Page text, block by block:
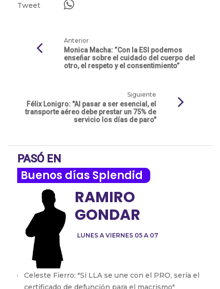
Tweet
Anterior
Monica Macha: “Con la ESI podemos
enseñar sobre el cuidado del cuerpo del
otro, el respeto y el consentimiento”
Siguiente
Félix Lonigro: "Al pasar a ser esencial, el
transporte aéreo debe prestar un 75% de
servicio los días de paro"
PASÓ EN
Buenos días Splendid
LUNES A VIERNES 05 A 07
RAMIRO
GONDAR
Celeste Fierro: "Si LLA se une con el PRO, sería el
certificado de defunción para el macrismo"